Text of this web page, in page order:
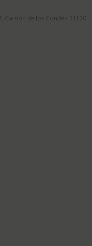
Carrión de los Condes 34120